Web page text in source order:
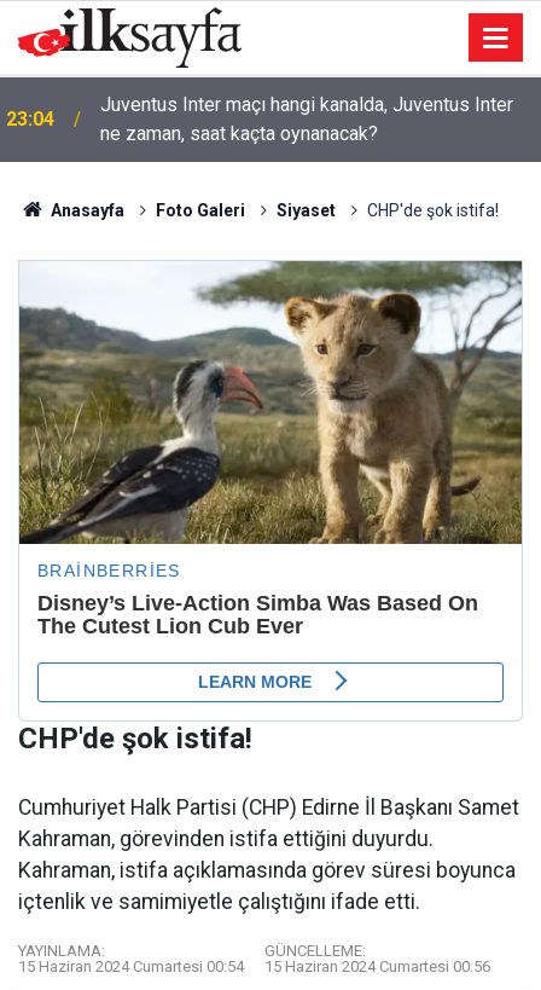
23:04
Juventus Inter maçı hangi kanalda, Juventus Inter
ne zaman, saat kaçta oynanacak?
Anasayfa Foto Galeri Siyaset CHP'de şok istifa!
CHP'de şok istifa!
Cumhuriyet Halk Partisi (CHP) Edirne İl Başkanı Samet
Kahraman, görevinden istifa ettiğini duyurdu.
Kahraman, istifa açıklamasında görev süresi boyunca
içtenlik ve samimiyetle çalıştığını ifade etti.
YAYINLAMA:
15 Haziran 2024 Cumartesi 00:54
GÜNCELLEME:
15 Haziran 2024 Cumartesi 00:56